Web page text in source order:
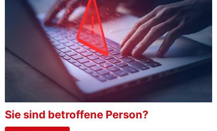
Sie sind betroffene Person?